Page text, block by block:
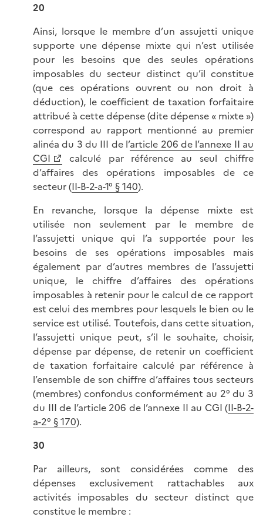
20
Ainsi, lorsque le membre d’un assujetti unique
supporte une dépense mixte qui n’est utilisée
pour les besoins que des seules opérations
imposables du secteur distinct qu’il constitue
(que ces opérations ouvrent ou non droit à
déduction), le coefficient de taxation forfaitaire
attribué à cette dépense (dite dépense « mixte »)
correspond au rapport mentionné au premier
alinéa du 3 du III de l’article 206 de l’annexe II au
CGI
calculé par référence au seul chiffre
d’affaires des opérations imposables de ce
secteur (II-B-2-a-1° § 140).
En revanche, lorsque la dépense mixte est
utilisée non seulement par le membre de
l’assujetti unique qui l’a supportée pour les
besoins de ses opérations imposables mais
également par d’autres membres de l’assujetti
unique, le chiffre d’affaires des opérations
imposables à retenir pour le calcul de ce rapport
est celui des membres pour lesquels le bien ou le
service est utilisé. Toutefois, dans cette situation,
l’assujetti unique peut, s’il le souhaite, choisir,
dépense par dépense, de retenir un coefficient
de taxation forfaitaire calculé par référence à
l’ensemble de son chiffre d’affaires tous secteurs
(membres) confondus conformément au 2° du 3
du III de l’article 206 de l’annexe II au CGI (II-B-2-
a-2° § 170).
30
Par ailleurs, sont considérées comme des
dépenses exclusivement rattachables aux
activités imposables du secteur distinct que
constitue le membre :